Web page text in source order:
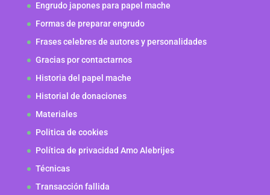
Engrudo japones para papel mache
Formas de preparar engrudo
Frases celebres de autores y personalidades
Gracias por contactarnos
Historia del papel mache
Historial de donaciones
Materiales
Politica de cookies
Política de privacidad Amo Alebrijes
Técnicas
Transacción fallida